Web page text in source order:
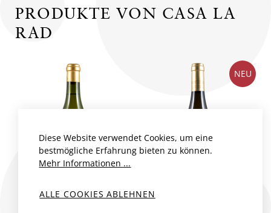
PRODUKTE VON CASA LA
RAD
NEU
Diese Website verwendet Cookies, um eine
bestmögliche Erfahrung bieten zu können.
Mehr Informationen ...
ALLE COOKIES ABLEHNEN